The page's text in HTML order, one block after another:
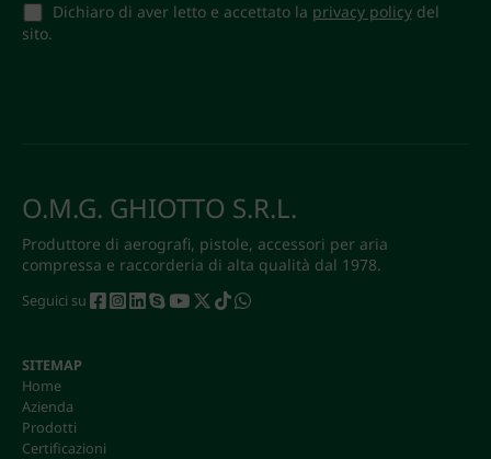
Dichiaro di aver letto e accettato la privacy policydel
sito.
O.M.G. GHIOTTO S.R.L.
Produttore di aerografi, pistole, accessori per aria
compressa e raccorderia di alta qualità dal 1978.
Seguici su
SITEMAP
Home
Azienda
Prodotti
Certificazioni